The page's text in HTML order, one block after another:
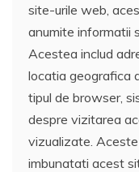
site-urile web,
anumite informatii
Acestea includ
locatia geografica
tipul de browser,
despre vizitarea
vizualizate.
imbunatati acest